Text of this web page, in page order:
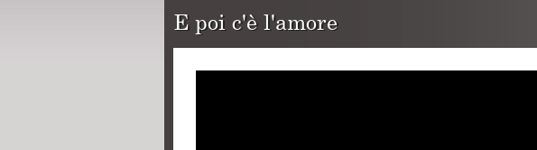
E poi c'è l'amore